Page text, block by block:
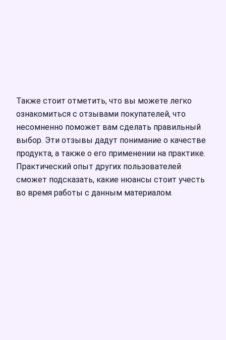
Также стоит отметить, что вы можете легко
ознакомиться с отзывами покупателей, что
несомненно поможет вам сделать правильный
выбор. Эти отзывы дадут понимание о качестве
продукта, а также о его применении на практике.
Практический опыт других пользователей
сможет подсказать, какие нюансы стоит учесть
во время работы с данным материалом.